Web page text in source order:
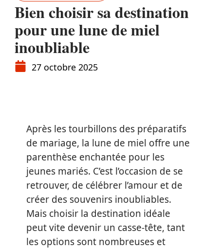
Bien choisir sa destination
pour une lune de miel
inoubliable
27 octobre 2025
Après les tourbillons des préparatifs
de mariage, la lune de miel offre une
parenthèse enchantée pour les
jeunes mariés. C’est l’occasion de se
retrouver, de célébrer l’amour et de
créer des souvenirs inoubliables.
Mais choisir la destination idéale
peut vite devenir un casse-tête, tant
les options sont nombreuses et